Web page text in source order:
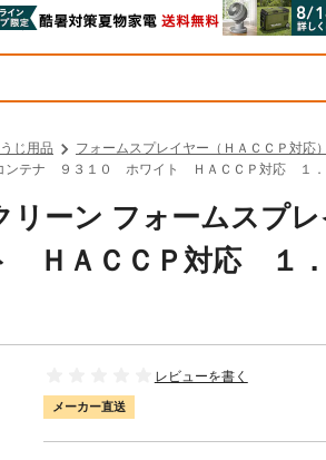
じ用品
フォームスプレイヤー（ＨＡＣＣＰ対応）
ンテナ ９３１０ ホワイト ＨＡＣＣＰ対応 １
リーン フォームスプ
ＨＡＣＣＰ対応 １
レビューを書く
メーカー直送